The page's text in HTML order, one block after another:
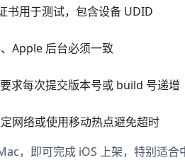
书用于测试，包含设备 UDID
Apple 后台必须一致
求每次提交版本号或 build 号递增
网络或使用移动热点避免超时
，即可完成 iOS 上架，特别适